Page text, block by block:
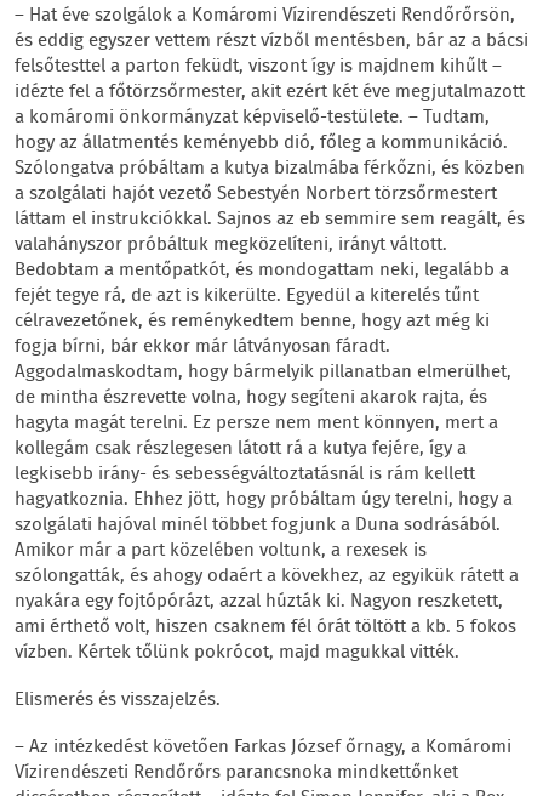
– Hat éve szolgálok a Komáromi Vízirendészeti Rendőrőrsön,
és eddig egyszer vettem részt vízből mentésben, bár az a bácsi
felsőtesttel a parton feküdt, viszont így is majdnem kihűlt –
idézte fel a főtörzsőrmester, akit ezért két éve megjutalmazott
a komáromi önkormányzat képviselő-testülete. – Tudtam,
hogy az állatmentés keményebb dió, főleg a kommunikáció.
Szólongatva próbáltam a kutya bizalmába férkőzni, és közben
a szolgálati hajót vezető Sebestyén Norbert törzsőrmestert
láttam el instrukciókkal. Sajnos az eb semmire sem reagált, és
valahányszor próbáltuk megközelíteni, irányt váltott.
Bedobtam a mentőpatkót, és mondogattam neki, legalább a
fejét tegye rá, de azt is kikerülte. Egyedül a kiterelés tűnt
célravezetőnek, és reménykedtem benne, hogy azt még ki
fogja bírni, bár ekkor már látványosan fáradt.
Aggodalmaskodtam, hogy bármelyik pillanatban elmerülhet,
de mintha észrevette volna, hogy segíteni akarok rajta, és
hagyta magát terelni. Ez persze nem ment könnyen, mert a
kollegám csak részlegesen látott rá a kutya fejére, így a
legkisebb irány- és sebességváltoztatásnál is rám kellett
hagyatkoznia. Ehhez jött, hogy próbáltam úgy terelni, hogy a
szolgálati hajóval minél többet fogjunk a Duna sodrásából.
Amikor már a part közelében voltunk, a rexesek is
szólongatták, és ahogy odaért a kövekhez, az egyikük rátett a
nyakára egy fojtópórázt, azzal húzták ki. Nagyon reszketett,
ami érthető volt, hiszen csaknem fél órát töltött a kb. 5 fokos
vízben. Kértek tőlünk pokrócot, majd magukkal vitték.
Elismerés és visszajelzés.
– Az intézkedést követően Farkas József őrnagy, a Komáromi
Vízirendészeti Rendőrőrs parancsnoka mindkettőnket